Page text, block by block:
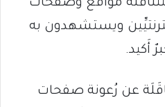
مواقعُ وصفحاتٌ
ويستشهدون به
أَكيد.
عن رُعونة صفحات